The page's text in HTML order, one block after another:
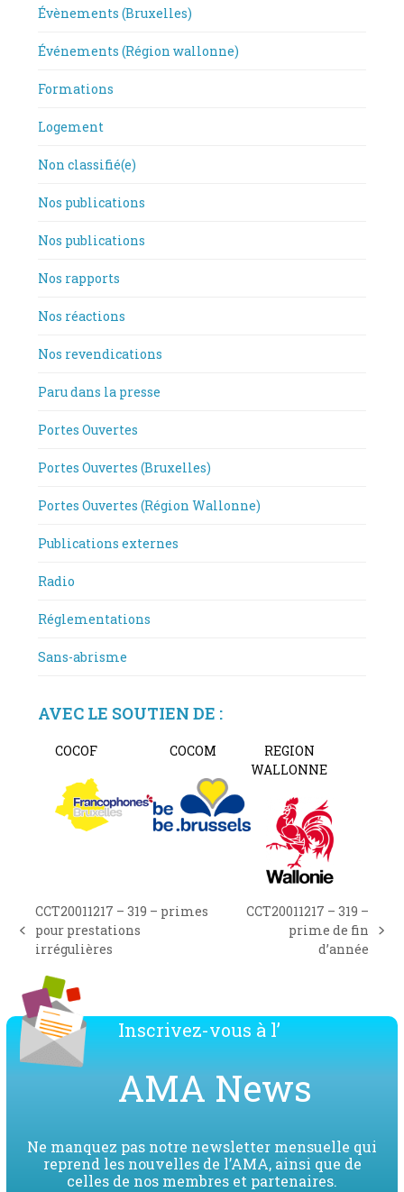
Évènements (Bruxelles)
Événements (Région wallonne)
Formations
Logement
Non classifié(e)
Nos publications
Nos publications
Nos rapports
Nos réactions
Nos revendications
Paru dans la presse
Portes Ouvertes
Portes Ouvertes (Bruxelles)
Portes Ouvertes (Région Wallonne)
Publications externes
Radio
Réglementations
Sans-abrisme
AVEC LE SOUTIEN DE :
COCOF COCOM
REGION
WALLONNE
previous
post:
CCT20011217 – 319 – primes
pour prestations
irrégulières
CCT20011217 – 319 –
prime de fin
d’année
Inscrivez-vous à l’
AMA News
Ne manquez pas notre newsletter mensuelle qui
reprend les nouvelles de l’AMA, ainsi que de
celles de nos membres et partenaires.